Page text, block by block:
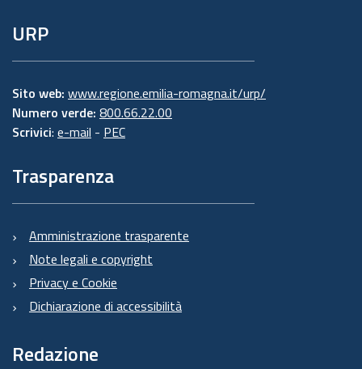
URP
Sito web: www.regione.emilia-romagna.it/urp/
Numero verde: 800.66.22.00
Scrivici: e-mail - PEC
Trasparenza
Amministrazione trasparente
Note legali e copyright
Privacy e Cookie
Dichiarazione di accessibilità
Redazione